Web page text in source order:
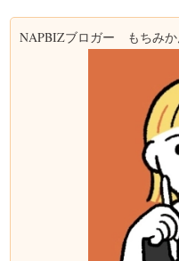
NAPBIZブロガー もちみ